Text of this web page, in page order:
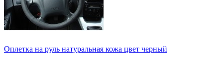
Оплетка на руль натуральная кожа цвет черный